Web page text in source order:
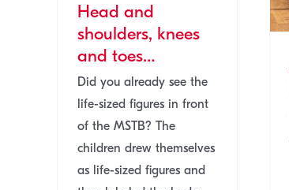
Head and
shoulders, knees
and toes…
Did you already see the
life-sized figures in front
of the MSTB? The
children drew themselves
as life-sized figures and